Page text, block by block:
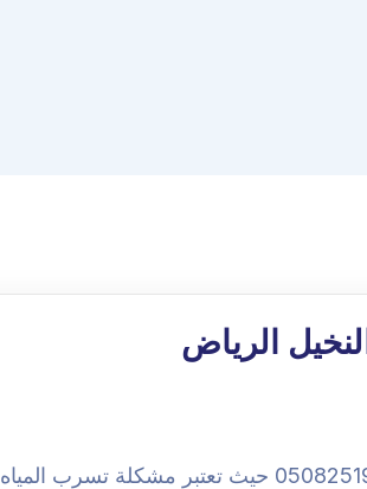
الرياض
شركة كشف تسربات المياه بحي النخيل الرياض 0508251950 حيث تعتبر مشكلة تسرب المياه